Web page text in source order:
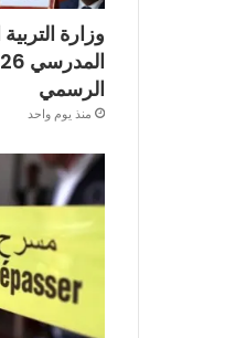
وزارة
الرسمي
منذ يوم واحد